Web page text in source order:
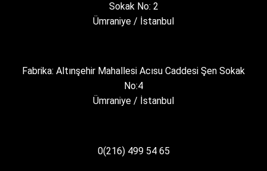
Sokak No: 2
Ümraniye / İstanbul
Fabrika: Altınşehir Mahallesi Acısu Caddesi Şen Sokak
No:4
Ümraniye / İstanbul
0(216) 499 54 65